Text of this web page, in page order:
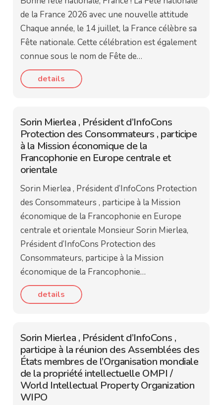
de la France 2026 avec une nouvelle attitude
Chaque année, le 14 juillet, la France célèbre sa
Fête nationale. Cette célébration est également
connue sous le nom de Fête de…
details
Sorin Mierlea , Président d’InfoCons
Protection des Consommateurs , participe
à la Mission économique de la
Francophonie en Europe centrale et
orientale
Sorin Mierlea , Président d’InfoCons Protection
des Consommateurs , participe à la Mission
économique de la Francophonie en Europe
centrale et orientale Monsieur Sorin Mierlea,
Président d’InfoCons Protection des
Consommateurs, participe à la Mission
économique de la Francophonie…
details
Sorin Mierlea , Président d’InfoCons ,
participe à la réunion des Assemblées des
États membres de l’Organisation mondiale
de la propriété intellectuelle OMPI /
World Intellectual Property Organization
WIPO